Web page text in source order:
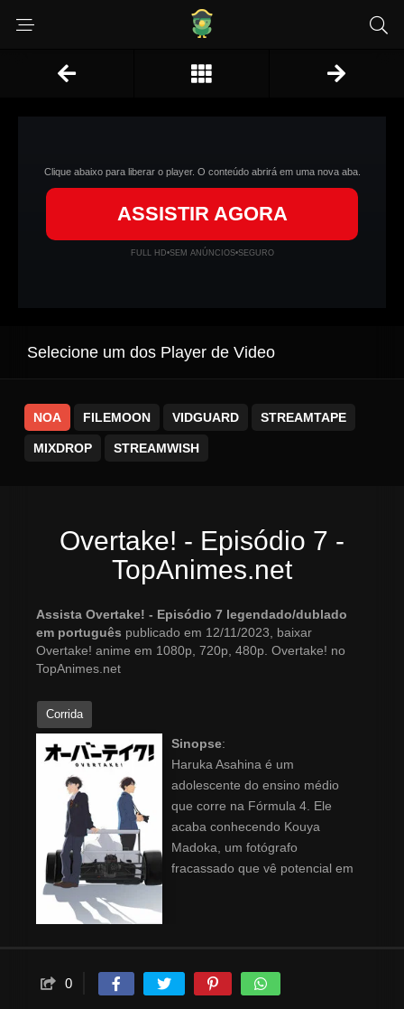
Clique abaixo para liberar o player. O conteúdo abrirá em uma nova aba.
ASSISTIR AGORA
FULL HD•SEM ANÚNCIOS•SEGURO
Selecione um dos Player de Video
NOA FILEMOON VIDGUARD STREAMTAPE
MIXDROP STREAMWISH
Overtake! - Episódio 7 -
TopAnimes.net
Assista Overtake! - Episódio 7 legendado/dublado
em português publicado em 12/11/2023, baixar
Overtake! anime em 1080p, 720p, 480p. Overtake! no
TopAnimes.net
Corrida
Sinopse:
Haruka Asahina é um
adolescente do ensino médio
que corre na Fórmula 4. Ele
acaba conhecendo Kouya
Madoka, um fotógrafo
fracassado que vê potencial em
milésimo de segundo conta.. Na
equipe familiar da Komaki
0